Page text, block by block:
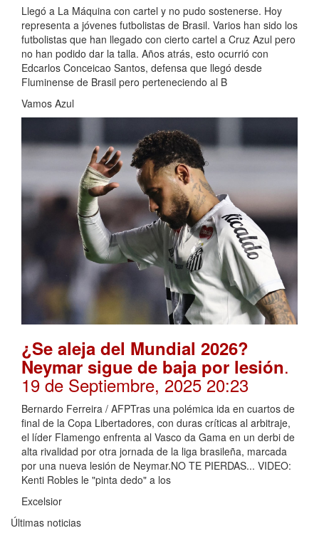
Llegó a La Máquina con cartel y no pudo sostenerse. Hoy
representa a jóvenes futbolistas de Brasil. Varios han sido los
futbolistas que han llegado con cierto cartel a Cruz Azul pero
no han podido dar la talla. Años atrás, esto ocurrió con
Edcarlos Conceicao Santos, defensa que llegó desde
Fluminense de Brasil pero perteneciendo al B
Vamos Azul
¿Se aleja del Mundial 2026?
Neymar sigue de baja por lesión.
19 de Septiembre, 2025 20:23
Bernardo Ferreira / AFPTras una polémica ida en cuartos de
final de la Copa Libertadores, con duras críticas al arbitraje,
el líder Flamengo enfrenta al Vasco da Gama en un derbi de
alta rivalidad por otra jornada de la liga brasileña, marcada
por una nueva lesión de Neymar.NO TE PIERDAS... VIDEO:
Kenti Robles le "pinta dedo" a los
Excelsior
Últimas noticias